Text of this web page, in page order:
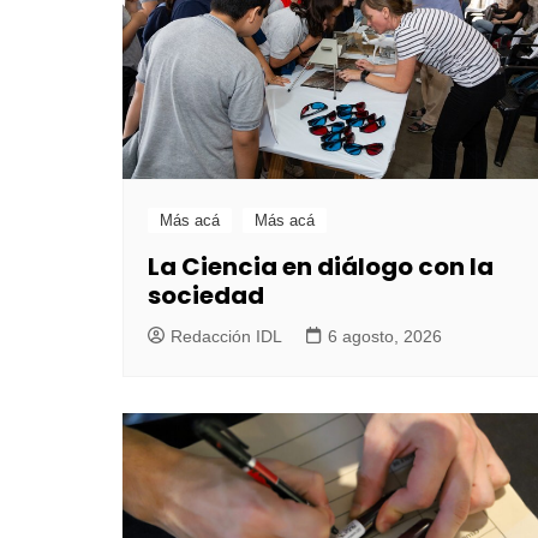
Más acá Más acá
La Ciencia en diálogo con la
sociedad
Redacción IDL 6 agosto, 2026